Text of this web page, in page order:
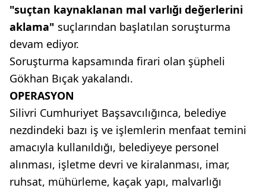
"suçtan kaynaklanan mal varlığı değerlerini
aklama" suçlarından başlatılan soruşturma
devam ediyor.
Soruşturma kapsamında firari olan şüpheli
Gökhan Bıçak yakalandı.
OPERASYON
Silivri Cumhuriyet Başsavcılığınca, belediye
nezdindeki bazı iş ve işlemlerin menfaat temini
amacıyla kullanıldığı, belediyeye personel
alınması, işletme devri ve kiralanması, imar,
ruhsat, mühürleme, kaçak yapı, malvarlığı